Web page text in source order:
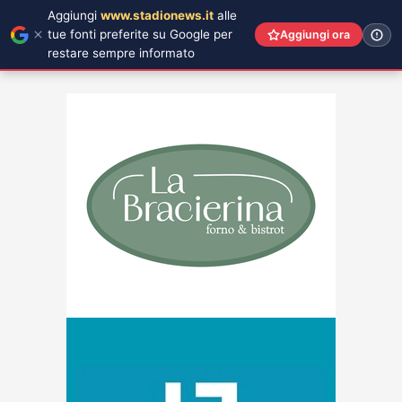
Aggiungi www.stadionews.it alle
tue fonti preferite su Google per
restare sempre informato
Aggiungi ora